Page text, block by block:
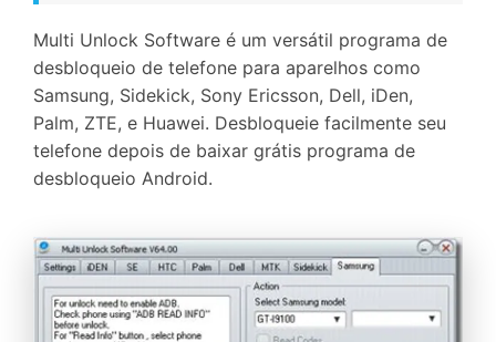
Multi Unlock Software é um versátil programa de
desbloqueio de telefone para aparelhos como
Samsung, Sidekick, Sony Ericsson, Dell, iDen,
Palm, ZTE, e Huawei. Desbloqueie facilmente seu
telefone depois de baixar grátis programa de
desbloqueio Android.